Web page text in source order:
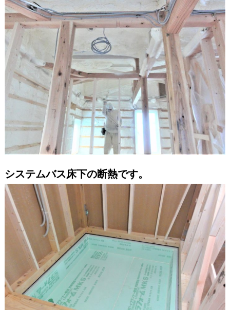
システムバス床下の断熱です。